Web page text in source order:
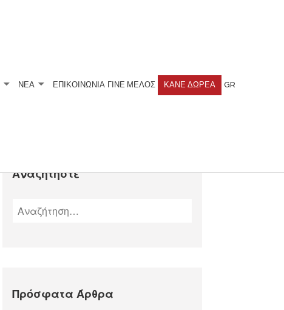
ΝΕΑ ΕΠΙΚΟΙΝΩΝΙΑ ΓΊΝΕ ΜΈΛΟΣ ΚΆΝΕ ΔΩΡΕΆ GR
Αναζητήστε
Πρόσφατα Άρθρα